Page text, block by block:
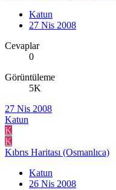
Katun
27 Nis 2008
Cevaplar
0
Görüntüleme
5K
27 Nis 2008
Katun
K
K
Kıbrıs Haritası (Osmanlıca)
Katun
26 Nis 2008